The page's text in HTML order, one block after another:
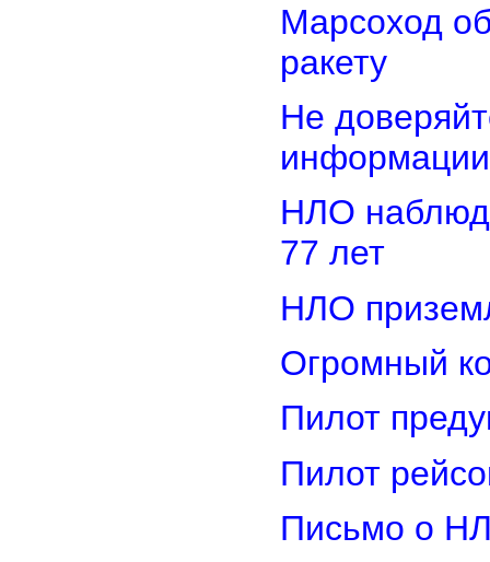
Марсоход
ракету
Не
информации
НЛО
77 лет
НЛО
Огромный
Пилот
Пилот
Письмо о